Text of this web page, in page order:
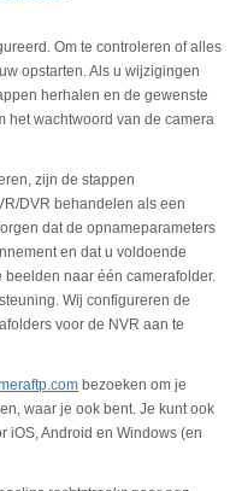
Om te controleren of alles
opstarten. Als u wijzigingen
herhalen en de gewenste
het wachtwoord van de camera
zijn de stappen
DVR behandelen als een
dat de opnameparameters
en dat u voldoende
naar één camerafolder.
Wij configureren de
voor de NVR aan te
bezoeken om je
waar je ook bent. Je kunt ook
iOS, Android en Windows (en